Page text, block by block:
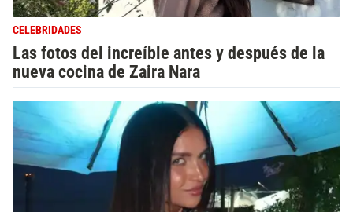
CELEBRIDADES
Las fotos del increíble antes y después de la
nueva cocina de Zaira Nara